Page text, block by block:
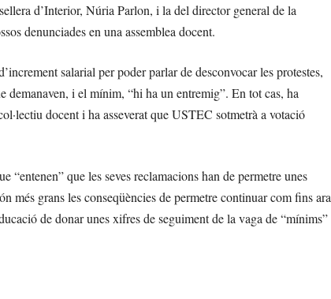
d’Interior, Núria Parlon, i la del director general de la
denunciades en una assemblea docent.
salarial per poder parlar de desconvocar les protestes,
demanaven, i el mínim, “hi ha un entremig”. En tot cas, ha
docent i ha asseverat que USTEC sotmetrà a votació
que les seves reclamacions han de permetre unes
més grans les conseqüències de permetre continuar com fins ara
de donar unes xifres de seguiment de la vaga de “mínims”